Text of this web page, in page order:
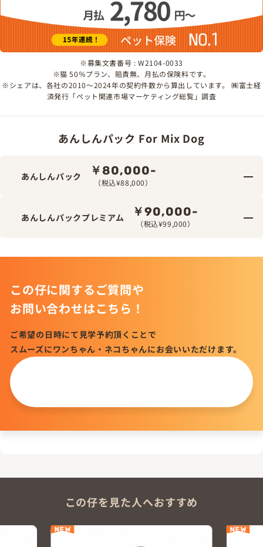
※募集文書番号 : W2104-0033
※猫 50％プラン、賠責無、月払の保険料です。
※シェアは、各社の2010～2024年の契約件数から算出しています。 ㈱富士経
済発行「ペット関連市場マーケティング総覧」調査
あんしんパック For Mix Dog
あんしんパック ￥80,000-
（税込¥88,000）
あんしんパックプレミアム ￥90,000-
（税込¥99,000）
この仔に関するご質問や
お問い合わせはこちら！
ご希望の日時にて見学予約頂くことで
スムーズにワンちゃん・ネコちゃんにお会いいただけます。
この仔を見た人へおすすめ
NEW NEW